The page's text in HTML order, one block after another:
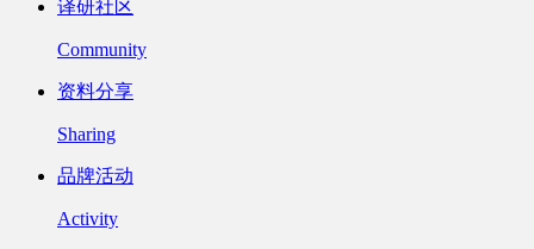
译研社区
Community
资料分享
Sharing
品牌活动
Activity